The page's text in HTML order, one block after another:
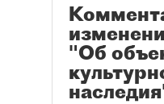
"Об